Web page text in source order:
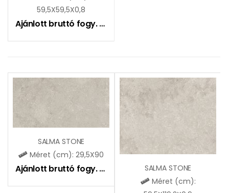
59,5X59,5X0,8
Ajánlott bruttó fogy. ár:
SALMA STONE
Méret (cm): 29,5X90
Ajánlott bruttó fogy. ár: FtSALMA STONE
Méret (cm):